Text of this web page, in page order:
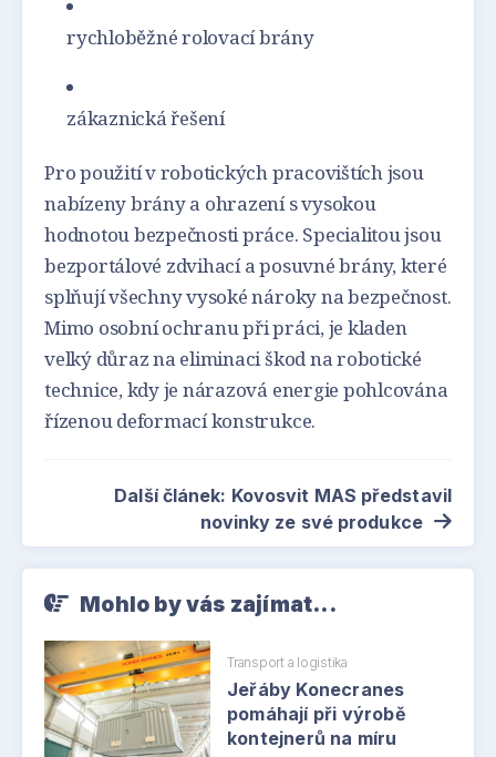
rychloběžné rolovací brány
zákaznická řešení
Pro použití v robotických pracovištích jsou
nabízeny brány a ohrazení s vysokou
hodnotou bezpečnosti práce. Specialitou jsou
bezportálové zdvihací a posuvné brány, které
splňují všechny vysoké nároky na bezpečnost.
Mimo osobní ochranu při práci, je kladen
velký důraz na eliminaci škod na robotické
technice, kdy je nárazová energie pohlcována
řízenou deformací konstrukce.
Další článek: Kovosvit MAS představil
novinky ze své produkce
Mohlo by vás zajímat...
Transport a logistika
Jeřáby Konecranes
pomáhají při výrobě
kontejnerů na míru